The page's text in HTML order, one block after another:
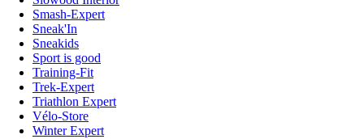
Smash-Expert
Sneak'In
Sneakids
Sport is good
Training-Fit
Trek-Expert
Triathlon Expert
Vélo-Store
Winter Expert